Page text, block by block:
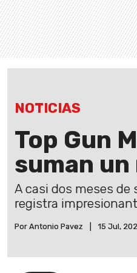
NOTICIAS
Top Gun
suman
A casi dos meses de
registra
Por Antonio Pavez 15 Jul,